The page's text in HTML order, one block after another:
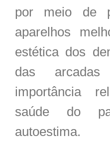
por meio de
aparelhos
estética dos
das
importância
saúde do
autoestima.